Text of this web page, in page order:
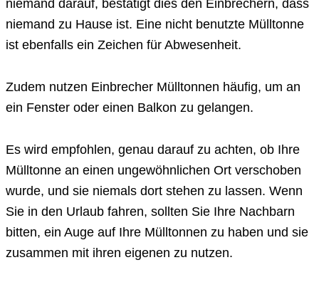
niemand darauf, bestätigt dies den Einbrechern, dass
niemand zu Hause ist. Eine nicht benutzte Mülltonne
ist ebenfalls ein Zeichen für Abwesenheit.
Zudem nutzen Einbrecher Mülltonnen häufig, um an
ein Fenster oder einen Balkon zu gelangen.
Es wird empfohlen, genau darauf zu achten, ob Ihre
Mülltonne an einen ungewöhnlichen Ort verschoben
wurde, und sie niemals dort stehen zu lassen. Wenn
Sie in den Urlaub fahren, sollten Sie Ihre Nachbarn
bitten, ein Auge auf Ihre Mülltonnen zu haben und sie
zusammen mit ihren eigenen zu nutzen.